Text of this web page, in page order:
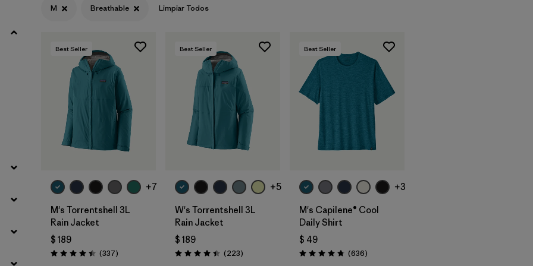
Filtrar por
Materials & Fabric
Product Family
Filtrar por
M Breathable Limpiar Todos
Best Seller
+7
M's Torrentshell 3L
Rain Jacket
$ 189
Valoración: 4.4 / 5
(337Comentarios
)
Best Seller
+5
W's Torrentshell 3L
Rain Jacket
$ 189
Valoración: 4.4 / 5
(223Comentarios
)
Best Seller
+3
M's Capilene® Cool
Daily Shirt
$ 49
Valoración: 4.7 / 5
(636Comentarios
)